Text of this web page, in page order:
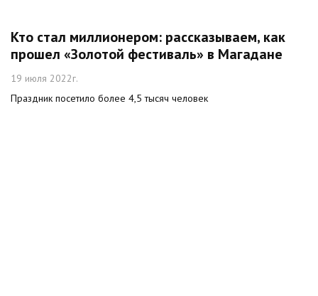
Кто стал миллионером: рассказываем, как
прошел «Золотой фестиваль» в Магадане
19 июля 2022г.
Праздник посетило более 4,5 тысяч человек